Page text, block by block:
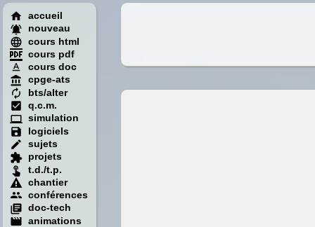
accueil
nouveau
cours html
cours pdf
cours doc
cpge-ats
bts/alter
q.c.m.
simulation
logiciels
sujets
projets
t.d./t.p.
chantier
conférences
doc-tech
animations